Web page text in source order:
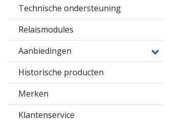
Technische ondersteuning
Relaismodules
Aanbiedingen
Historische producten
Merken
Klantenservice